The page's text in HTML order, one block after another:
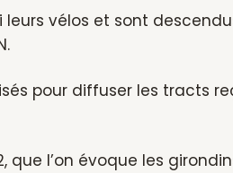
leurs vélos et sont
pour diffuser les tracts
que l’on évoque les